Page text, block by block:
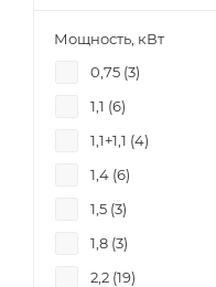
Мощность, кВт
0,75 (3)
1,1 (6)
1,1+1,1 (4)
1,4 (6)
1,5 (3)
1,8 (3)
2,2 (19)